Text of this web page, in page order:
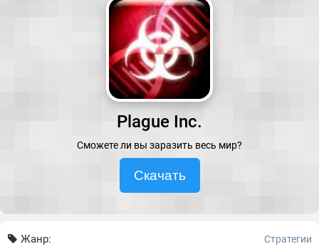
Plague Inc.
Сможете ли вы заразить весь мир?
Скачать
Жанр: Стратегии